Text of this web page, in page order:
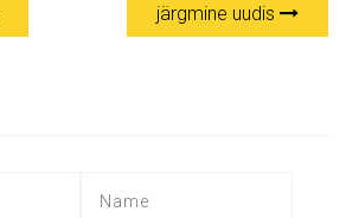
järgmine uudis